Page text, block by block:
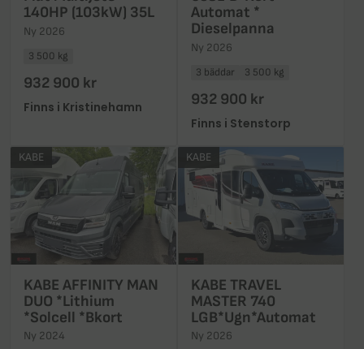
140HP (103kW) 35L
Ny 2026
3 500 kg
932 900 kr
Finns i Kristinehamn
Automat *
Dieselpanna
Ny 2026
3 bäddar 3 500 kg
932 900 kr
Finns i Stenstorp
KABE
KABE AFFINITY MAN
DUO *Lithium
*Solcell *Bkort
Ny 2024
KABE
KABE TRAVEL
MASTER 740
LGB*Ugn*Automat
Ny 2026